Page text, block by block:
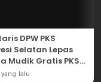
DPW PKS
Selatan Lepas
Mudik Gratis PKS
lalu